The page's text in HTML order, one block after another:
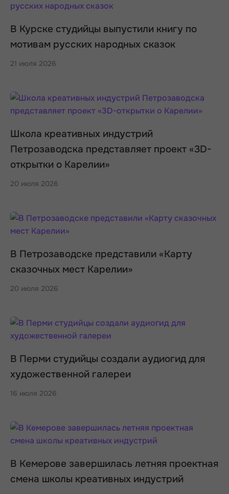
В Курске студийцы выпустили книгу по
мотивам русских народных сказок
21 июля 2026
Школа креативных индустрий
Петрозаводска представляет проект «3D-
открытки о Карелии»
20 июля 2026
В Петрозаводске представили «Карту
сказочных мест Карелии»
20 июля 2026
В Перми студийцы создали аудиогид для
художественной галереи
16 июля 2026
В Кемерове завершилась летняя проектная
смена школы креативных индустрий